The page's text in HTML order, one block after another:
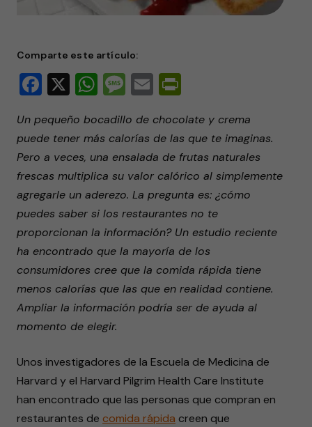
Comparte este artículo:
Facebook
X WhatsApp
Message
Email
Un pequeño bocadillo de chocolate y crema
puede tener más calorías de las que te imaginas.
Pero a veces, una ensalada de frutas naturales
frescas multiplica su valor calórico al simplemente
agregarle un aderezo. La pregunta es: ¿cómo
puedes saber si los restaurantes no te
proporcionan la información? Un estudio reciente
ha encontrado que la mayoría de los
consumidores cree que la comida rápida tiene
menos calorías que las que en realidad contiene.
Ampliar la información podría ser de ayuda al
momento de elegir.
Unos investigadores de la Escuela de Medicina de
Harvard y el Harvard Pilgrim Health Care Institute
han encontrado que las personas que compran en
restaurantes de comida rápida creen que